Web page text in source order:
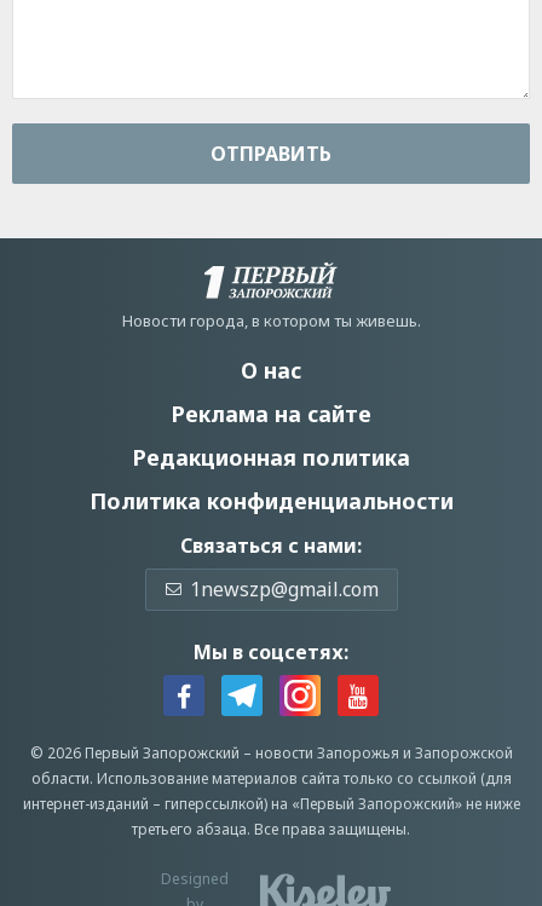
ОТПРАВИТЬ
Новости города, в котором ты живешь.
О нас
Реклама на сайте
Редакционная политика
Политика конфиденциальности
Связаться с нами:
1newszp@gmail.com
Мы в соцсетях:
© 2026 Первый Запорожский – новости Запорожья и Запорожской
области. Использование материалов сайта только со ссылкой (для
интернет-изданий – гиперссылкой) на «Первый Запорожский» не ниже
третьего абзаца. Все права защищены.
Designed